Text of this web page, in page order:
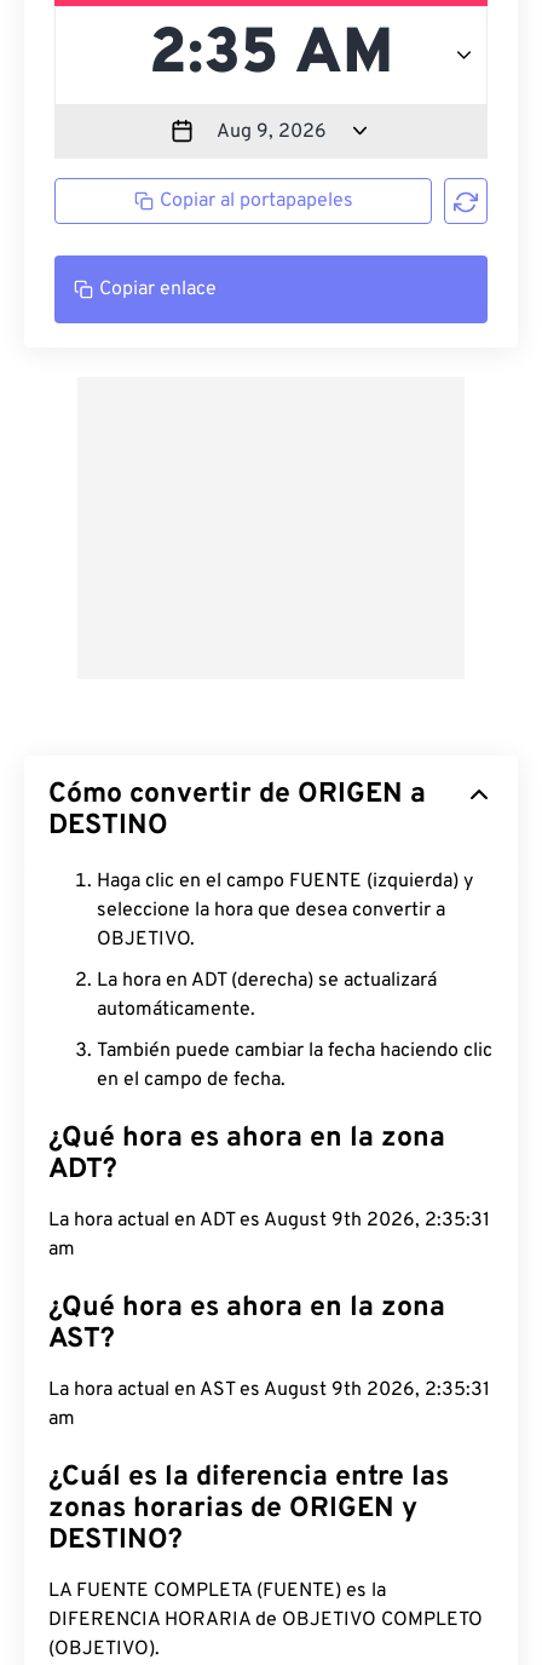
Copiar al portapapeles
Copiar enlace
Cómo convertir de ORIGEN a
DESTINO
Haga clic en el campo FUENTE (izquierda) y
seleccione la hora que desea convertir a
OBJETIVO.
La hora en ADT (derecha) se actualizará
automáticamente.
También puede cambiar la fecha haciendo clic
en el campo de fecha.
¿Qué hora es ahora en la zona
ADT?
La hora actual en ADT es August 9th 2026,
2:35:32 am
¿Qué hora es ahora en la zona
AST?
La hora actual en AST es August 9th 2026,
2:35:32 am
¿Cuál es la diferencia entre las
zonas horarias de ORIGEN y
DESTINO?
LA FUENTE COMPLETA (FUENTE) es la
DIFERENCIA HORARIA de OBJETIVO COMPLETO
(OBJETIVO).